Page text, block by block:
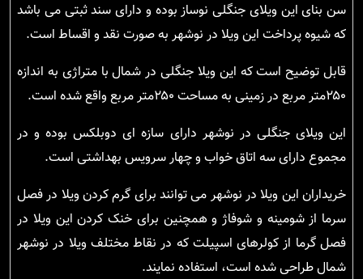
سن بنای این ویلای جنگلی نوساز بوده و دارای سند ثبتی می باشد
که شیوه پرداخت این ویلا در نوشهر به صورت نقد و اقساط است.
قابل توضیح است که این ویلا جنگلی در شمال با متراژی به اندازه
۲۵۰متر مربع در زمینی به مساحت ۲۵۰متر مربع واقع شده است.
این ویلای جنگلی در نوشهر دارای سازه ای دوبلکس بوده و در
مجموع دارای سه اتاق خواب و چهار سرویس بهداشتی است.
خریداران این ویلا در نوشهر می توانند برای گرم کردن ویلا در فصل
سرما از شومینه و شوفاژ و همچنین برای خنک کردن این ویلا در
فصل گرما از کولرهای اسپیلت که در نقاط مختلف ویلا در نوشهر
شمال طراحی شده است، استفاده نمایند.